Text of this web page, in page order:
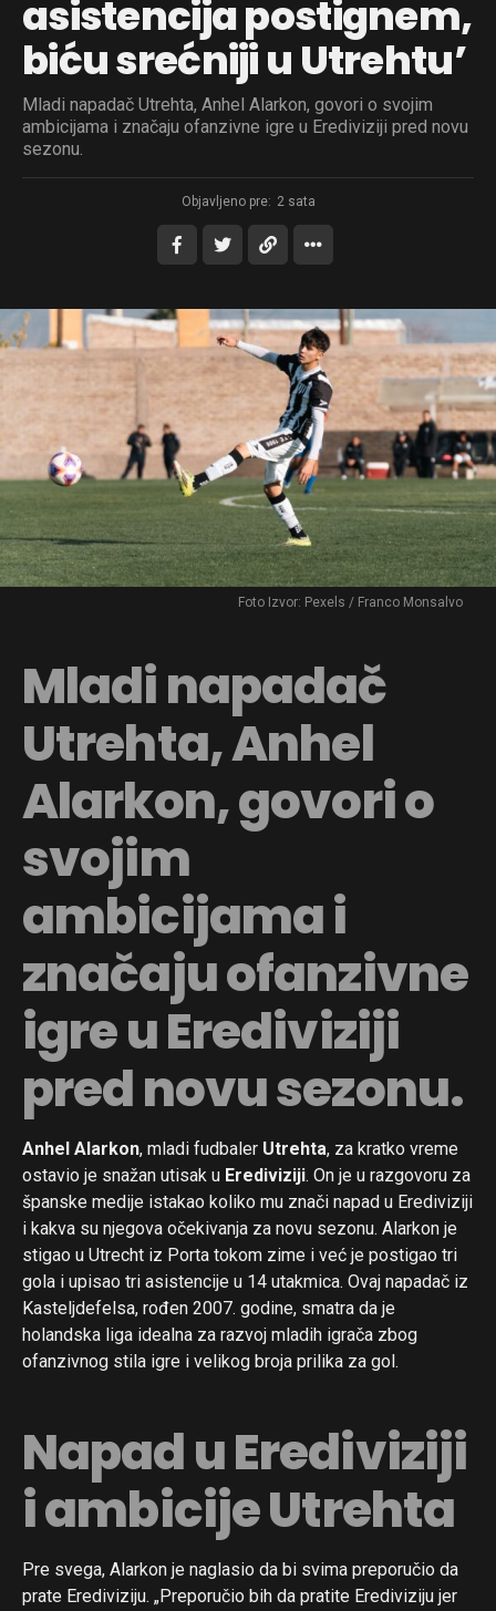
asistencija postignem,
biću srećniji u Utrehtu’
Mladi napadač Utrehta, Anhel Alarkon, govori o svojim
ambicijama i značaju ofanzivne igre u Erediviziji pred novu
sezonu.
Objavljeno pre: 2 sata
Foto Izvor: Pexels / Franco Monsalvo
Mladi napadač
Utrehta, Anhel
Alarkon, govori o
svojim
ambicijama i
značaju ofanzivne
igre u Erediviziji
pred novu sezonu.
Anhel Alarkon, mladi fudbaler Utrehta, za kratko vreme
ostavio je snažan utisak u Erediviziji. On je u razgovoru za
španske medije istakao koliko mu znači napad u Erediviziji
i kakva su njegova očekivanja za novu sezonu. Alarkon je
stigao u Utrecht iz Porta tokom zime i već je postigao tri
gola i upisao tri asistencije u 14 utakmica. Ovaj napadač iz
Kasteljdefelsa, rođen 2007. godine, smatra da je
holandska liga idealna za razvoj mladih igrača zbog
ofanzivnog stila igre i velikog broja prilika za gol.
Napad u Erediviziji
i ambicije Utrehta
Pre svega, Alarkon je naglasio da bi svima preporučio da
prate Erediviziju. „Preporučio bih da pratite Erediviziju jer